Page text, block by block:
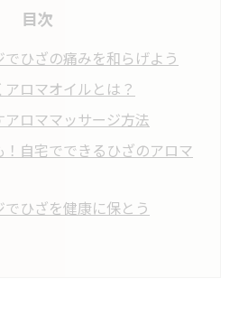
目次
ひざの痛みを和らげよう
ロマオイルとは？
ロママッサージ方法
！自宅でできるひざのアロマ
ひざを健康に保とう